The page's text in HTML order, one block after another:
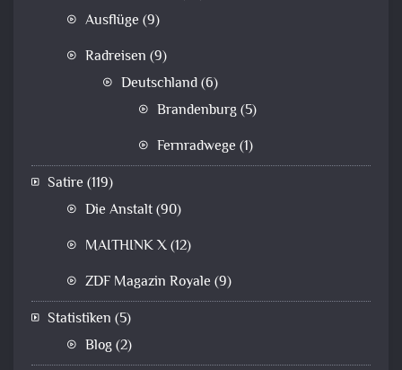
Ausflüge (9)
Radreisen (9)
Deutschland(6)
Brandenburg(5)
Fernradwege (1)
Satire (119)
Die Anstalt(90)
MAITHINK X(12)
ZDF Magazin Royale (9)
Statistiken (5)
Blog(2)